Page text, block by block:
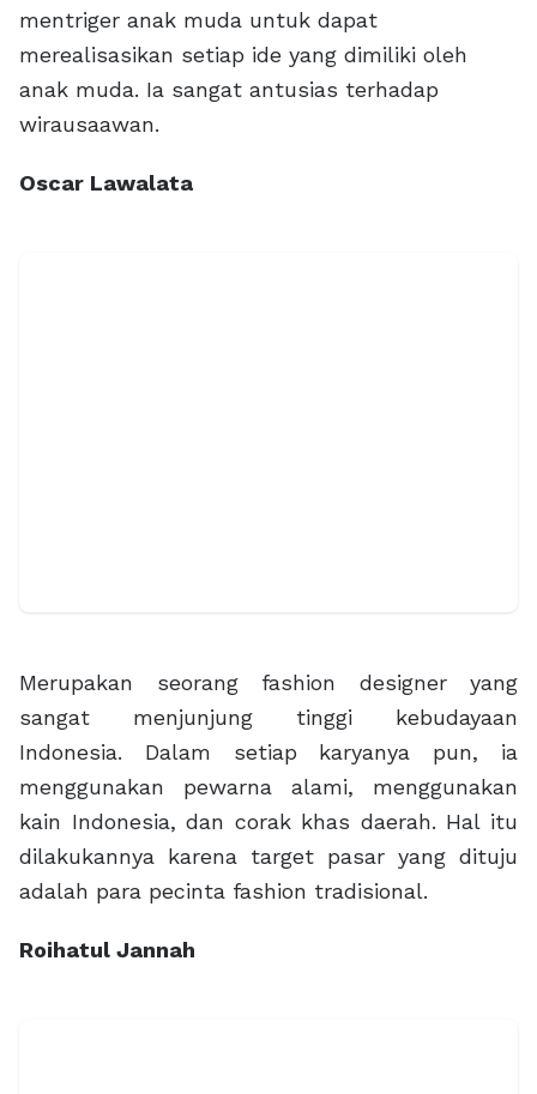
mentriger anak muda untuk dapat
merealisasikan setiap ide yang dimiliki oleh
anak muda. Ia sangat antusias terhadap
wirausaawan.
Oscar Lawalata
Merupakan seorang fashion designer yang
sangat menjunjung tinggi kebudayaan
Indonesia. Dalam setiap karyanya pun, ia
menggunakan pewarna alami, menggunakan
kain Indonesia, dan corak khas daerah. Hal itu
dilakukannya karena target pasar yang dituju
adalah para pecinta fashion tradisional.
Roihatul Jannah